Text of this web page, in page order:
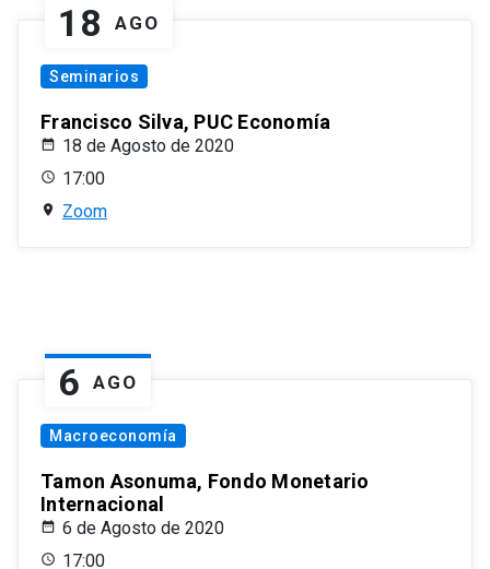
18 AGO
Seminarios
Francisco Silva, PUC Economía
18 de Agosto de 2020
17:00
Zoom
6 AGO
Macroeconomía
Tamon Asonuma, Fondo Monetario
Internacional
6 de Agosto de 2020
17:00